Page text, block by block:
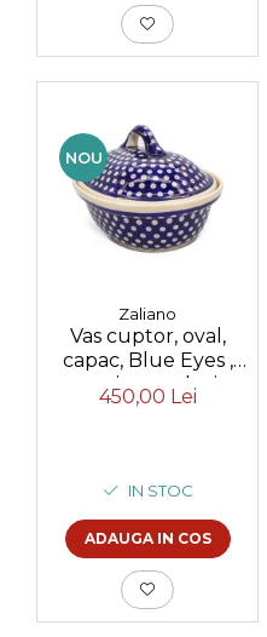
NOU
Zaliano
Vas cuptor, oval,
capac, Blue Eyes ,
ceramica smaltuita,
pictata manual, 25,5 x
450,00 Lei
IN STOC
ADAUGA IN COS